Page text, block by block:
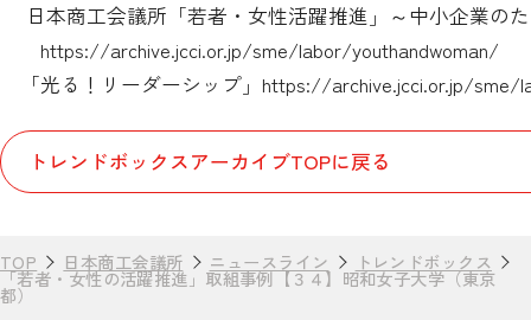
日本商工会議所「若者・女性活躍推進」～中小企業の
https://archive.jcci.or.jp/sme/labor/youthandwoman/
「光る！リーダーシップ」 https://archive.jcci.or.jp/sme/
トレンドボックスアーカイブTOPに戻る
TOP 日本商工会議所 ニュースライン トレンドボックス
「若者・女性の活躍推進」取組事例【３４】昭和女子大学（東京
都）